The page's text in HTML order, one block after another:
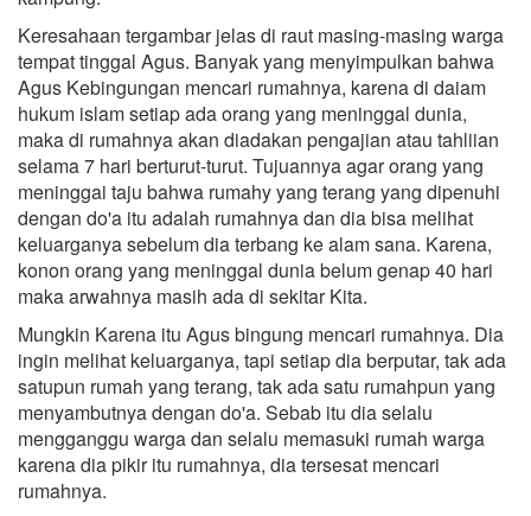
Keresahaan tergambar jelas di raut masing-masing warga
tempat tinggal Agus. Banyak yang menyimpulkan bahwa
Agus Kebingungan mencari rumahnya, karena di daiam
hukum islam setiap ada orang yang meninggal dunia,
maka di rumahnya akan diadakan pengajian atau tahliian
selama 7 hari berturut-turut. Tujuannya agar orang yang
meninggai taju bahwa rumahy yang terang yang dipenuhi
dengan do'a itu adalah rumahnya dan dia bisa melihat
keluarganya sebelum dia terbang ke alam sana. Karena,
konon orang yang meninggal dunia belum genap 40 hari
maka arwahnya masih ada di sekitar Kita.
Mungkin Karena itu Agus bingung mencari rumahnya. Dia
ingin melihat keluarganya, tapi setiap dia berputar, tak ada
satupun rumah yang terang, tak ada satu rumahpun yang
menyambutnya dengan do'a. Sebab itu dia selalu
mengganggu warga dan selalu memasuki rumah warga
karena dia pikir itu rumahnya, dia tersesat mencari
rumahnya.